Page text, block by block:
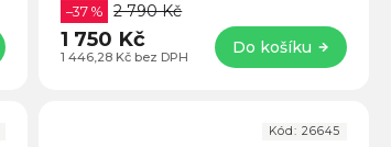
1 446,28 Kč bez DPH
–37 % 2 790 Kč
1 750 Kč Do košíku
Kód: 26645